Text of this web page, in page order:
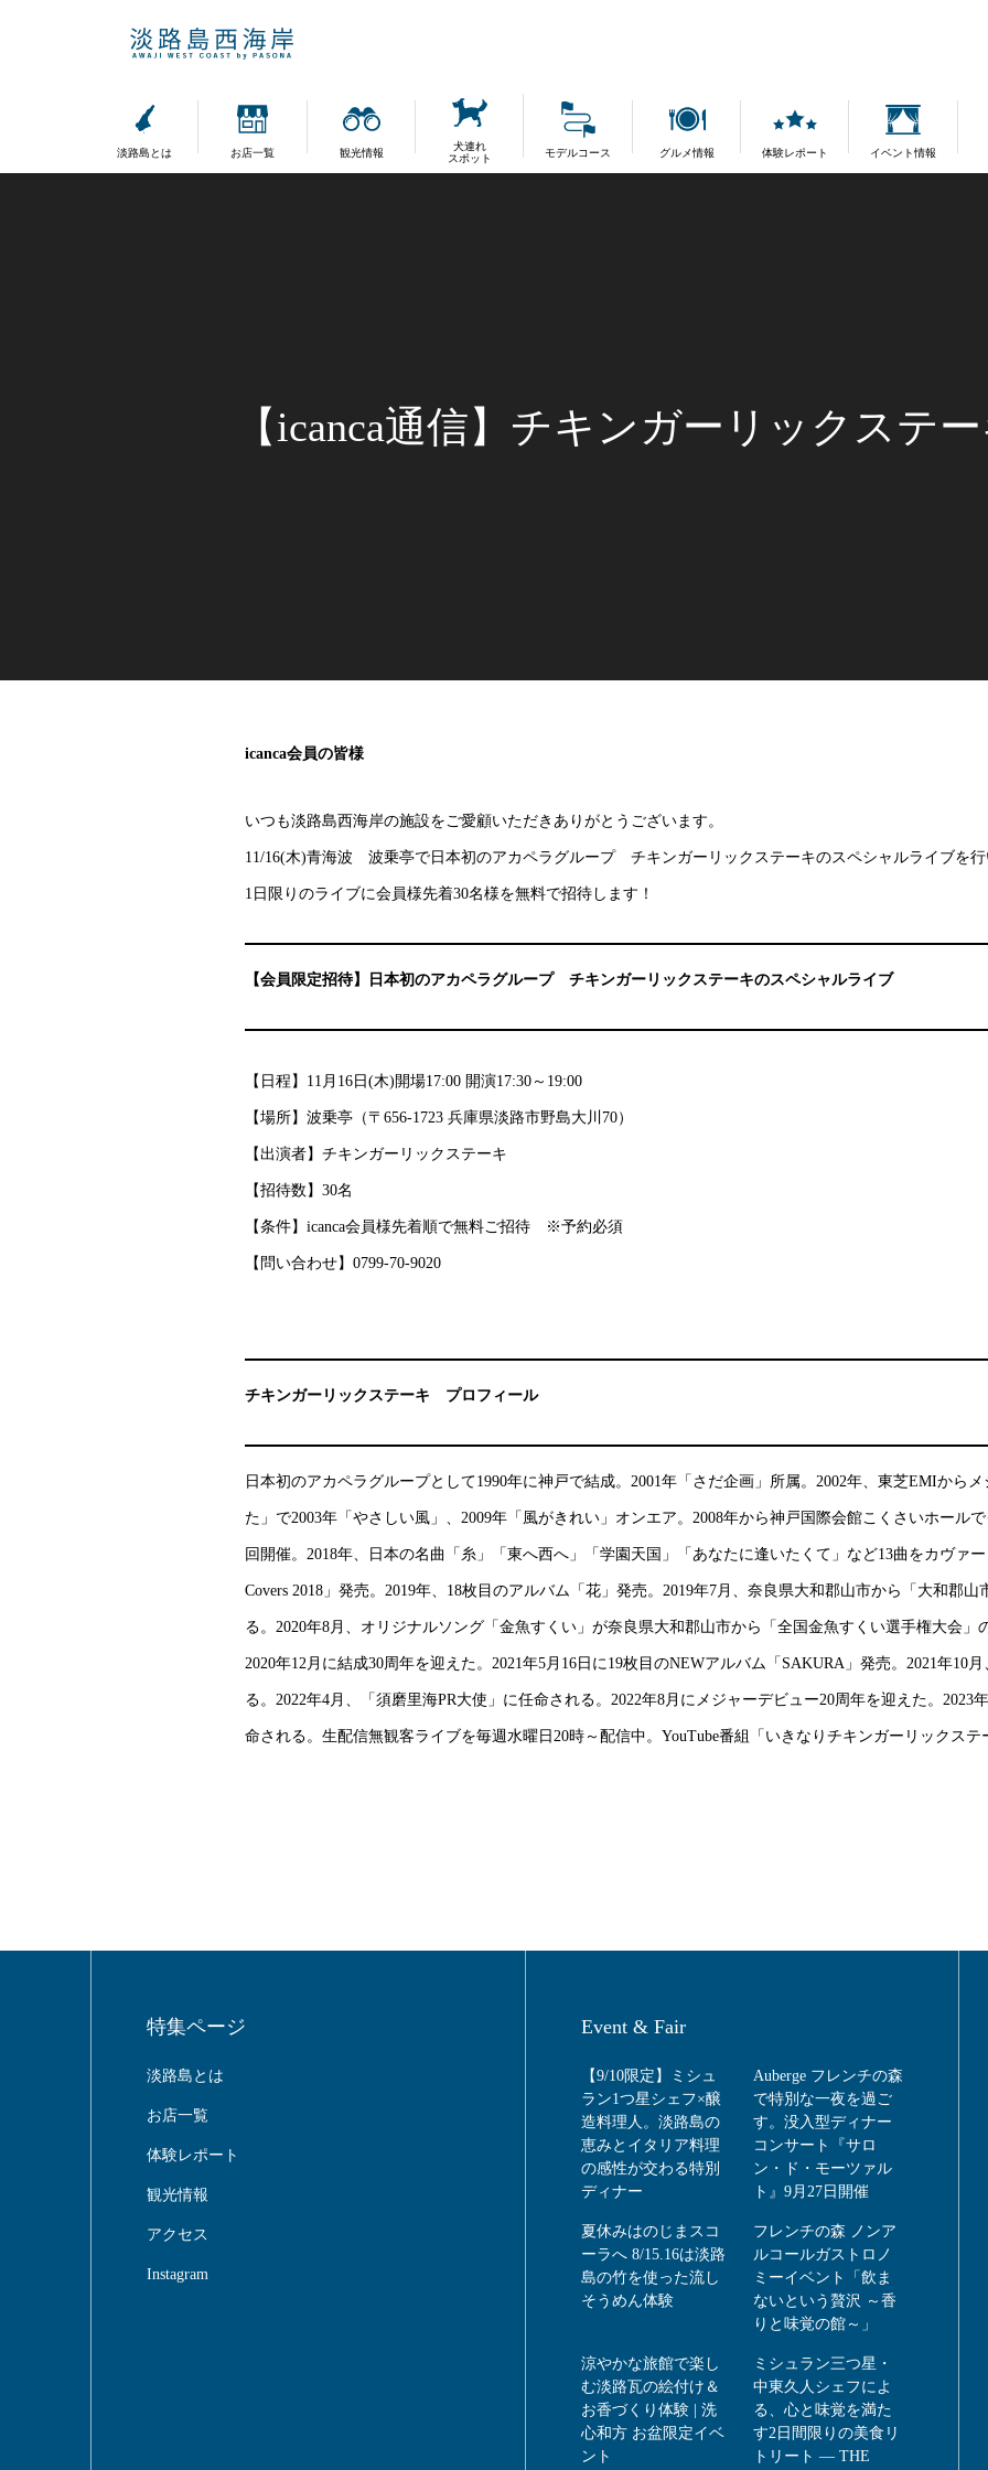
淡路島とは お店一覧 観光情報
犬連れ
スポット
モデルコース グルメ情報 体験レポート イベント情報
【icanca通信】チキンガーリックステ
icanca会員の皆様
いつも淡路島西海岸の施設をご愛顧いただきありがとうございます。
11/16(木)青海波 波乗亭で日本初のアカペラグループ チキンガーリックステーキのスペシャルライブを行
1日限りのライブに会員様先着30名様を無料で招待します！
【会員限定招待】日本初のアカペラグループ チキンガーリックステーキのスペシャルライブ
【日程】11月16日(木)開場17:00 開演17:30～19:00
【場所】波乗亭（〒656-1723 兵庫県淡路市野島大川70）
【出演者】チキンガーリックステーキ
【招待数】30名
【条件】icanca会員様先着順で無料ご招待 ※予約必須
【問い合わせ】0799-70-9020
チキンガーリックステーキ プロフィール
日本初のアカペラグループとして1990年に神戸で結成。2001年「さだ企画」所属。2002年、東芝EMIから
た」で2003年「やさしい風」、2009年「風がきれい」オンエア。2008年から神戸国際会館こくさいホール
回開催。2018年、日本の名曲「糸」「東へ西へ」「学園天国」「あなたに逢いたくて」など13曲をカヴァ
Covers 2018」発売。2019年、18枚目のアルバム「花」発売。2019年7月、奈良県大和郡山市から「大和郡
る。2020年8月、オリジナルソング「金魚すくい」が奈良県大和郡山市から「全国金魚すくい選手権大会」
2020年12月に結成30周年を迎えた。2021年5月16日に19枚目のNEWアルバム「SAKURA」発売。2021年10
る。2022年4月、「須磨里海PR大使」に任命される。2022年8月にメジャーデビュー20周年を迎えた。2023
命される。生配信無観客ライブを毎週水曜日20時～配信中。YouTube番組「いきなりチキンガーリックステ
特集ページ
淡路島とは
お店一覧
体験レポート
観光情報
アクセス
Instagram
Event & Fair
【9/10限定】ミシュ
ラン1つ星シェフ×醸
造料理人。淡路島の
恵みとイタリア料理
の感性が交わる特別
ディナー
Auberge フレンチの森
で特別な一夜を過ご
す。没入型ディナー
コンサート『サロ
ン・ド・モーツァル
ト』9月27日開催
夏休みはのじまスコ
ーラへ 8/15.16は淡路
島の竹を使った流し
そうめん体験
フレンチの森 ノンア
ルコールガストロノ
ミーイベント「飲ま
ないという贅沢 ～香
りと味覚の館～」
涼やかな旅館で楽し
む淡路瓦の絵付け＆
お香づくり体験 | 洗
心和方 お盆限定イベ
ント
ミシュラン三つ星・
中東久人シェフによ
る、心と味覚を満た
す2日間限りの美食リ
トリート ― THE